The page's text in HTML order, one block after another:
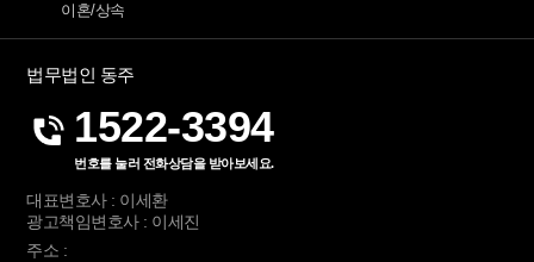
이혼/상속
법무법인 동주
1522-3394
번호를 눌러 전화상담을 받아보세요.
대표변호사 : 이세환
광고책임변호사 : 이세진
주소 :